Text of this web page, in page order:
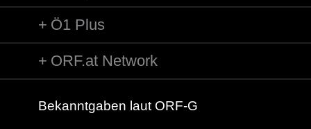
Ö1 Plus
ORF.at Network
Bekanntgaben laut ORF-G